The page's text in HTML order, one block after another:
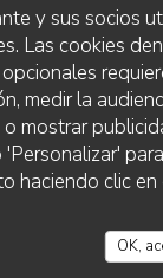
y sus socios
Las cookies
medir la
o mostrar
haciendo clic
OK,
qualité prix. Jamais